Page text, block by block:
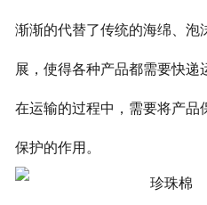
渐渐的代替了传统的海绵、泡
展，使得各种产品都需要快递
在运输的过程中，需要将产品
保护的作用。